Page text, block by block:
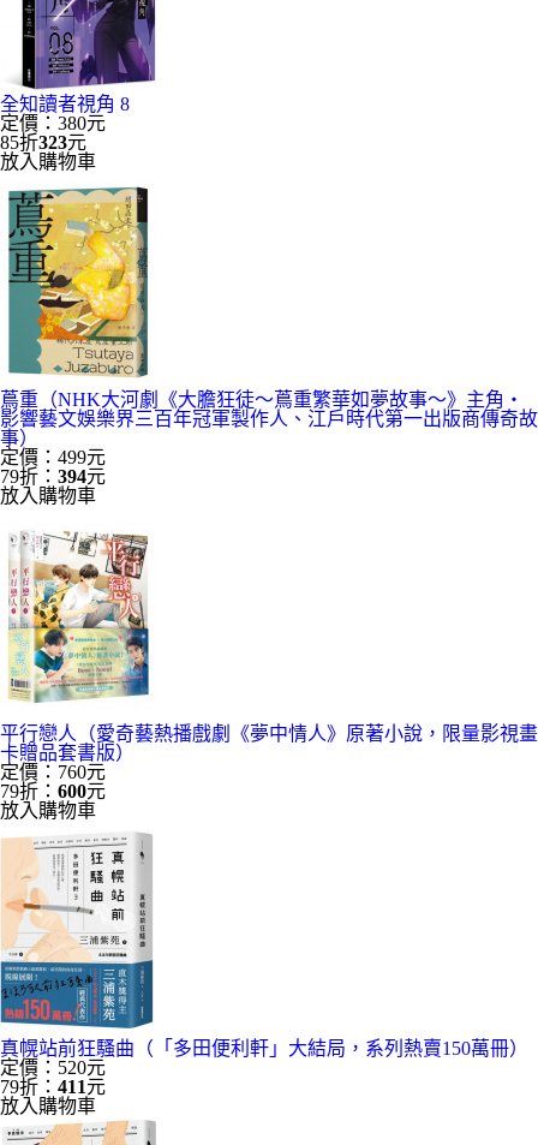
全知讀者視角 8
定價：380元
85折323元
放入購物車
蔦重（NHK大河劇《大膽狂徒〜蔦重繁華如夢故事〜》主角‧
影響藝文娛樂界三百年冠軍製作人、江戶時代第一出版商傳奇故
事）
定價：499元
79折： 394元
放入購物車
平行戀人（愛奇藝熱播戲劇《夢中情人》原著小說，限量影視畫
卡贈品套書版）
定價：760元
79折： 600元
放入購物車
真幌站前狂騷曲（「多田便利軒」大結局，系列熱賣150萬冊）
定價：520元
79折： 411元
放入購物車